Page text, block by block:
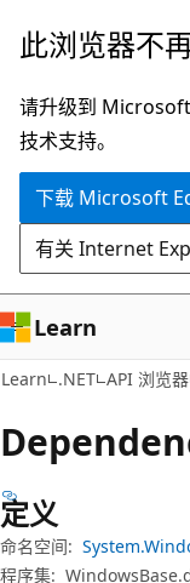
跳
主
要
内
跳
页
内
导
此浏览器不
请升级到
技术支持。
下载 Microsoft
有关 Internet
Learn
Learn .NET API 浏览器
定义
命名空间:
程序集: